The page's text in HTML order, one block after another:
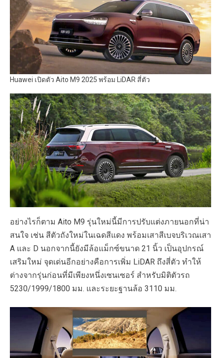
Huawei เปิดตัว Aito M9 2025 พร้อม LiDAR สี่ตัว
อย่างไรก็ตาม Aito M9 รุ่นใหม่นี้มีการปรับแต่งภายนอกที่น่า
สนใจ เช่น สีตัวถังใหม่ในเฉดสีแดง พร้อมเสาสีเบจบริเวณเสา
A และ D นอกจากนี้ยังมีล้อแม็กซ์ขนาด 21 นิ้ว เป็นอุปกรณ์
เสริมใหม่ จุดเด่นอีกอย่างคือการเพิ่ม LiDAR ถึงสี่ตัว ทำให้
ต่างจากรุ่นก่อนที่มีเพียงหนึ่งเซนเซอร์ สำหรับมิติตัวรถ
5230/1999/1800 มม. และระยะฐานล้อ 3110 มม.